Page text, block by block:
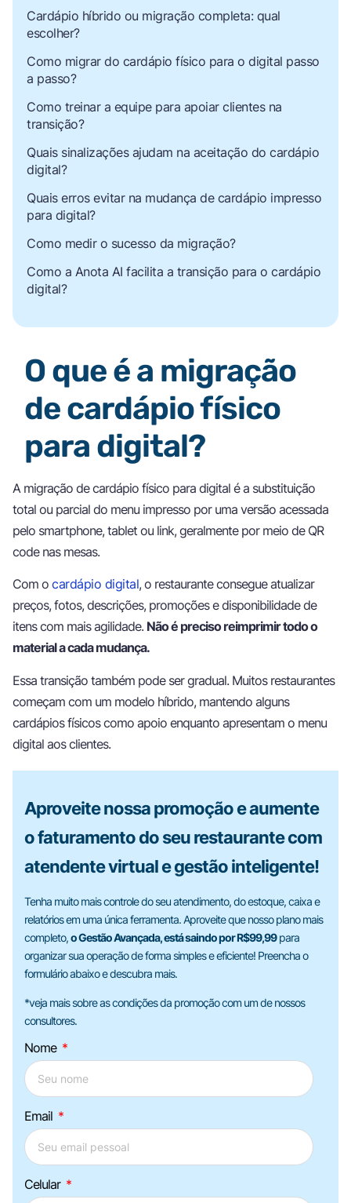
Cardápio híbrido ou migração completa: qual
escolher?
Como migrar do cardápio físico para o digital passo
a passo?
Como treinar a equipe para apoiar clientes na
transição?
Quais sinalizações ajudam na aceitação do cardápio
digital?
Quais erros evitar na mudança de cardápio impresso
para digital?
Como medir o sucesso da migração?
Como a Anota AI facilita a transição para o cardápio
digital?
O que é a migração
de cardápio físico
para digital?
A migração de cardápio físico para digital é a substituição
total ou parcial do menu impresso por uma versão acessada
pelo smartphone, tablet ou link, geralmente por meio de QR
code nas mesas.
Com o cardápio digital, o restaurante consegue atualizar
preços, fotos, descrições, promoções e disponibilidade de
itens com mais agilidade. Não é preciso reimprimir todo o
material a cada mudança.
Essa transição também pode ser gradual. Muitos restaurantes
começam com um modelo híbrido, mantendo alguns
cardápios físicos como apoio enquanto apresentam o menu
digital aos clientes.
Aproveite nossa promoção e aumente
o faturamento do seu restaurante com
atendente virtual e gestão inteligente!
Tenha muito mais controle do seu atendimento, do estoque, caixa e
relatórios em uma única ferramenta. Aproveite que nosso plano mais
completo,o Gestão Avançada, está saindo por R$99,99para
organizar sua operação de forma simples e eficiente! Preencha o
formulário abaixo e descubra mais.
*veja mais sobre as condições da promoção com um de nossos
consultores.
Nome
Email
Celular